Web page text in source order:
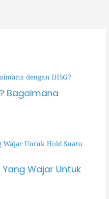
Bagaimana
Wajar Untuk